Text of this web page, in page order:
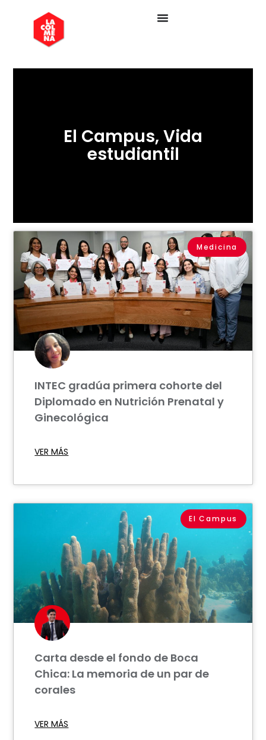
El Campus, Vida
estudiantil
Medicina
INTEC gradúa primera cohorte del
Diplomado en Nutrición Prenatal y
Ginecológica
VER MÁS
El Campus
Carta desde el fondo de Boca
Chica: La memoria de un par de
corales
VER MÁS